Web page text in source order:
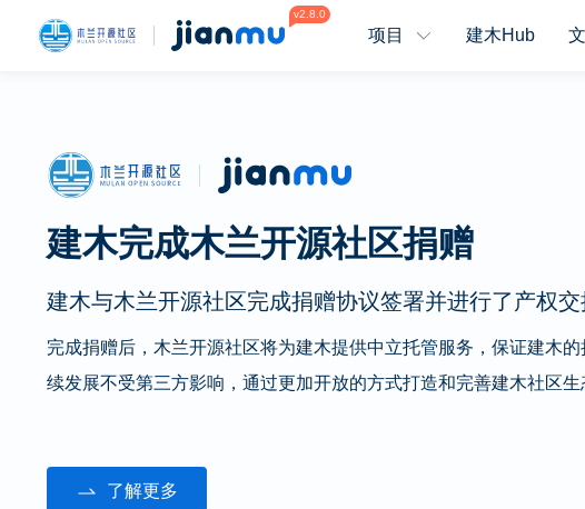
v2.8.0
项目 建木Hub
建木完成木兰开源社区捐赠
建木与木兰开源社区完成捐赠协议签署并进行了产权交
完成捐赠后，木兰开源社区将为建木提供中立托管服务，保证建木的
续发展不受第三方影响，通过更加开放的方式打造和完善建木社区生
了解更多